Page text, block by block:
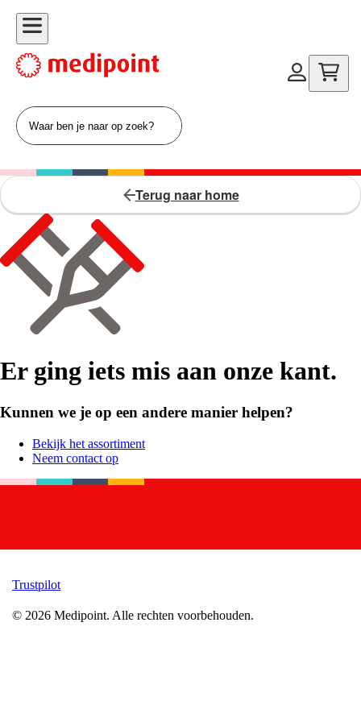
Terug naar home
Er ging iets mis aan onze kant.
Kunnen we je op een andere manier helpen?
Bekijk het assortiment
Neem contact op
Trustpilot
© 2026 Medipoint. Alle rechten voorbehouden.